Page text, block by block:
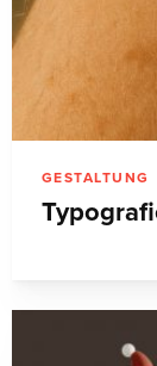
GESTALTUNG